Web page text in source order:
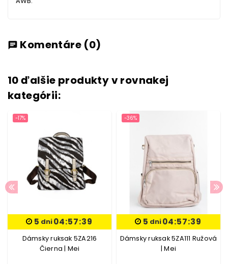
chat Komentáre (0)
10 ďalšie produkty v rovnakej
kategórii:
-17%
5 dni04:57:39
Dámsky ruksak 5ZA216
Čierna | Mei
-36%
5 dni04:57:39
Dámsky ruksak 5ZA111 Ružová
| Mei